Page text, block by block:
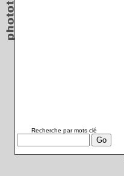
Recherche par mots clé